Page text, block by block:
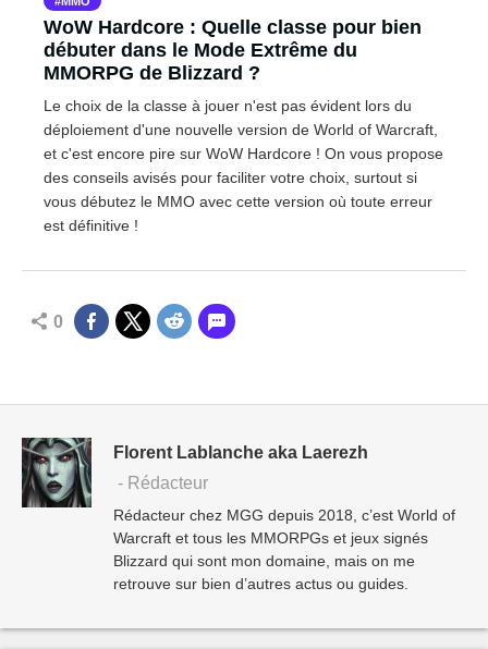
WoW Hardcore : Quelle classe pour bien
débuter dans le Mode Extrême du
MMORPG de Blizzard ?
Le choix de la classe à jouer n'est pas évident lors du
déploiement d'une nouvelle version de World of Warcraft,
et c'est encore pire sur WoW Hardcore ! On vous propose
des conseils avisés pour faciliter votre choix, surtout si
vous débutez le MMO avec cette version où toute erreur
est définitive !
0
Florent Lablanche aka Laerezh
- Rédacteur
Rédacteur chez MGG depuis 2018, c’est World of
Warcraft et tous les MMORPGs et jeux signés
Blizzard qui sont mon domaine, mais on me
retrouve sur bien d’autres actus ou guides.